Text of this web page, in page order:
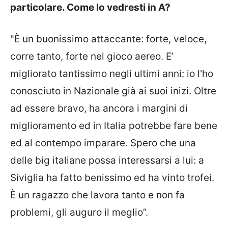
particolare. Come lo vedresti in A?
"È un buonissimo attaccante: forte, veloce,
corre tanto, forte nel gioco aereo. E’
migliorato tantissimo negli ultimi anni: io l'ho
conosciuto in Nazionale già ai suoi inizi. Oltre
ad essere bravo, ha ancora i margini di
miglioramento ed in Italia potrebbe fare bene
ed al contempo imparare. Spero che una
delle big italiane possa interessarsi a lui: a
Siviglia ha fatto benissimo ed ha vinto trofei.
È un ragazzo che lavora tanto e non fa
problemi, gli auguro il meglio”.